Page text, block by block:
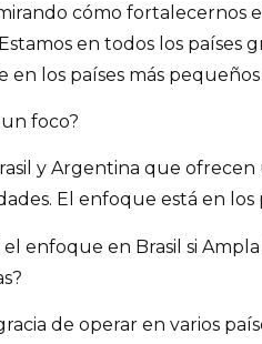
cómo fortalecernos
en todos los países
en los países más
un foco?
y Argentina que
El enfoque está en los
enfoque en Brasil si
de operar en varios